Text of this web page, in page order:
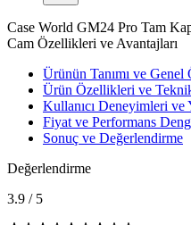
Case World GM24 Pro Tam
Cam Özellikleri ve Avantajları
Ürünün Tanımı ve
Ürün Özellikleri ve
Kullanıcı Deneyimleri ve
Fiyat ve Performans
Sonuç ve Değerlendirme
Değerlendirme
3.9 / 5